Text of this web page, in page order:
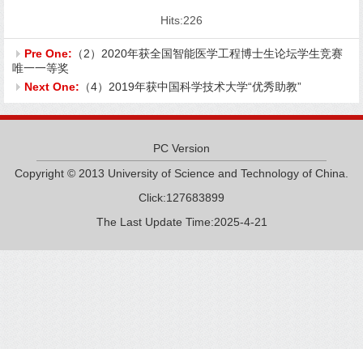
Hits:226
Pre One: （2）2020年获全国智能医学工程博士生论坛学生竞赛
唯一一等奖
Next One: （4）2019年获中国科学技术大学“优秀助教”
PC Version
Copyright © 2013 University of Science and Technology of China.
Click:127683899
The Last Update Time:2025-4-21